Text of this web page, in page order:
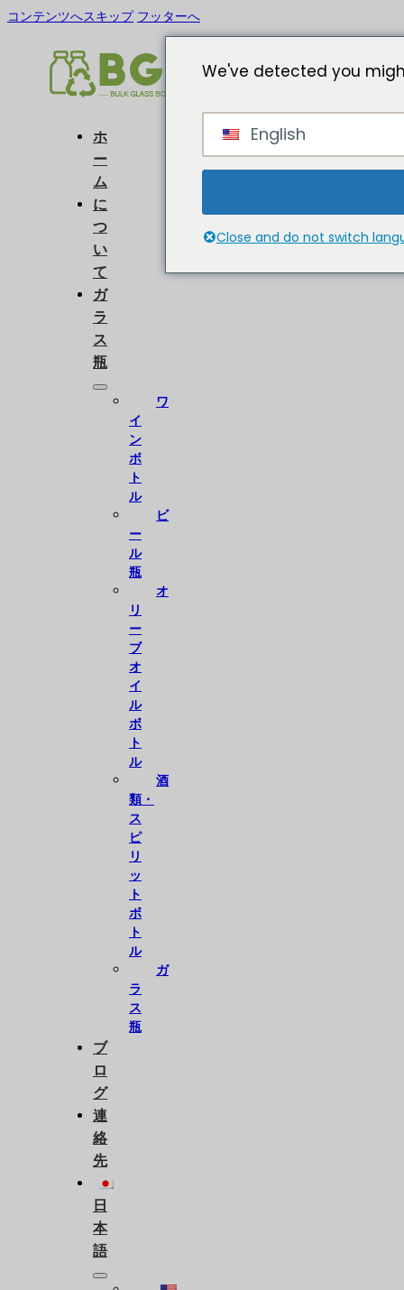
コンテンツへスキップ フッターへ
ホ
ー
ム
に
つ
い
て
ガ
ラ
ス
瓶
ワ
イ
ン
ボ
ト
ル
ビ
ー
ル
瓶
オ
リ
ー
ブ
オ
イ
ル
ボ
ト
ル
酒
類・
ス
ピ
リ
ッ
ト
ボ
ト
ル
ガ
ラ
ス
瓶
ブ
ロ
グ
連
絡
先
日
本
語
We've detected you
English
Close and do not switch